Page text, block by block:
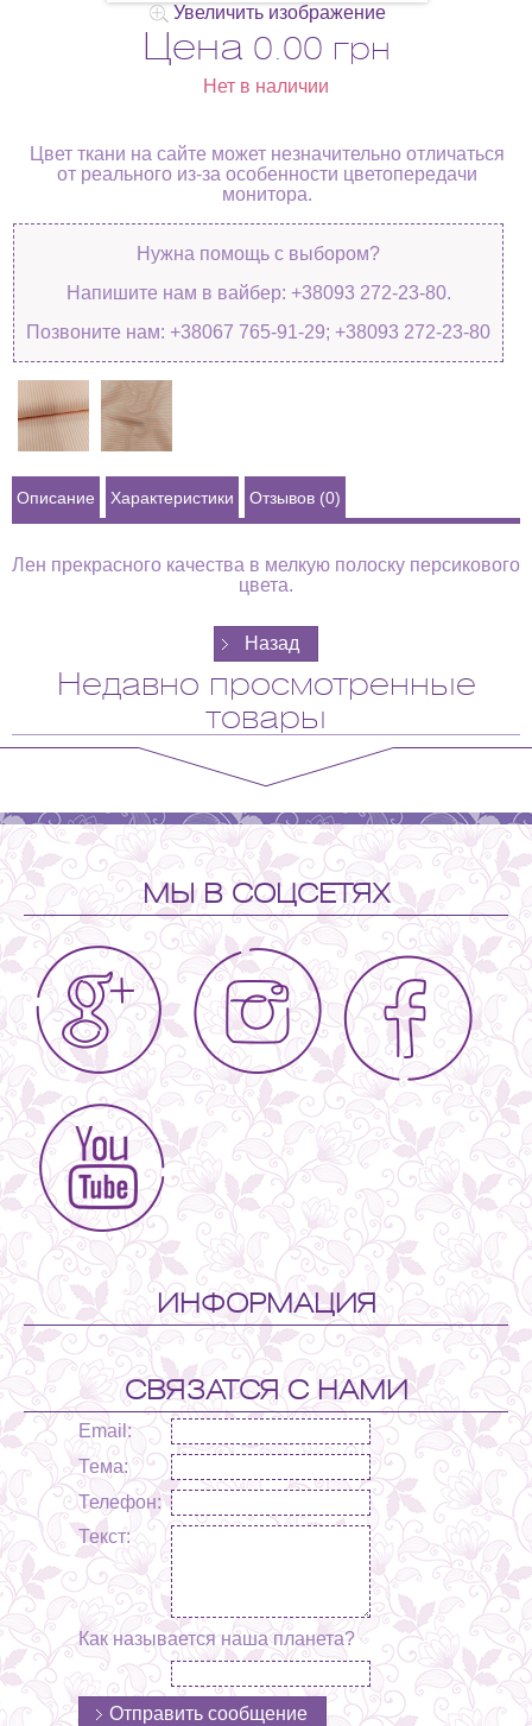
Увеличить изображение
Цена 0.00 грн
Нет в наличии
Цвет ткани на сайте может незначительно отличаться
от реального из-за особенности цветопередачи
монитора.
Нужна помощь с выбором?
Напишите нам в вайбер: +38093 272-23-80.
Позвоните нам: +38067 765-91-29; +38093 272-23-80
Описание Характеристики Отзывов (0)
Лен прекрасного качества в мелкую полоску персикового
цвета.
Недавно просмотренные
товары
МЫ В СОЦСЕТЯХ
ИНФОРМАЦИЯ
СВЯЗАТСЯ С НАМИ
Email:
Тема:
Телефон:
Текст:
Как называется наша планета?